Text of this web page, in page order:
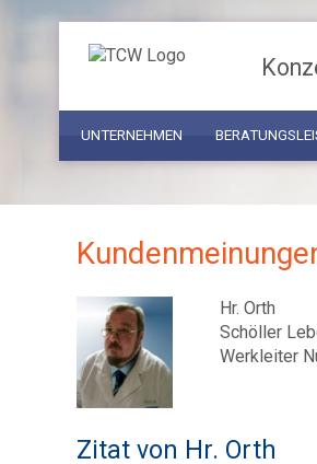
UNTERNEHMEN
Hr. Orth
Schöller
Werkleiter
Zitat von Hr. Orth